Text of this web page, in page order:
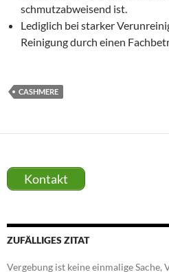
schmutzabweisend ist.
Lediglich bei starker
Reinigung durch einen
CASHMERE
Kontakt
ZUFÄLLIGES ZITAT
Vergebung ist keine einmalige Sache,